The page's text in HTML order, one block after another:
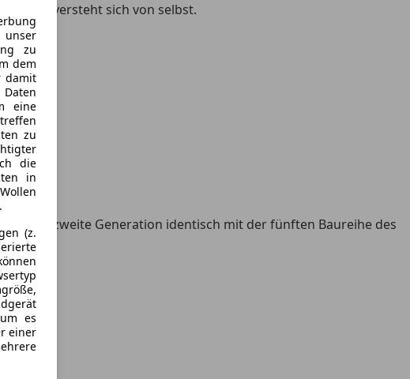
zu
dem
damit
eine
zu
die
in
.
(z.
es
einer
sind, versteht sich von selbst.
ist die zweite Generation identisch mit der fünften Baureihe des